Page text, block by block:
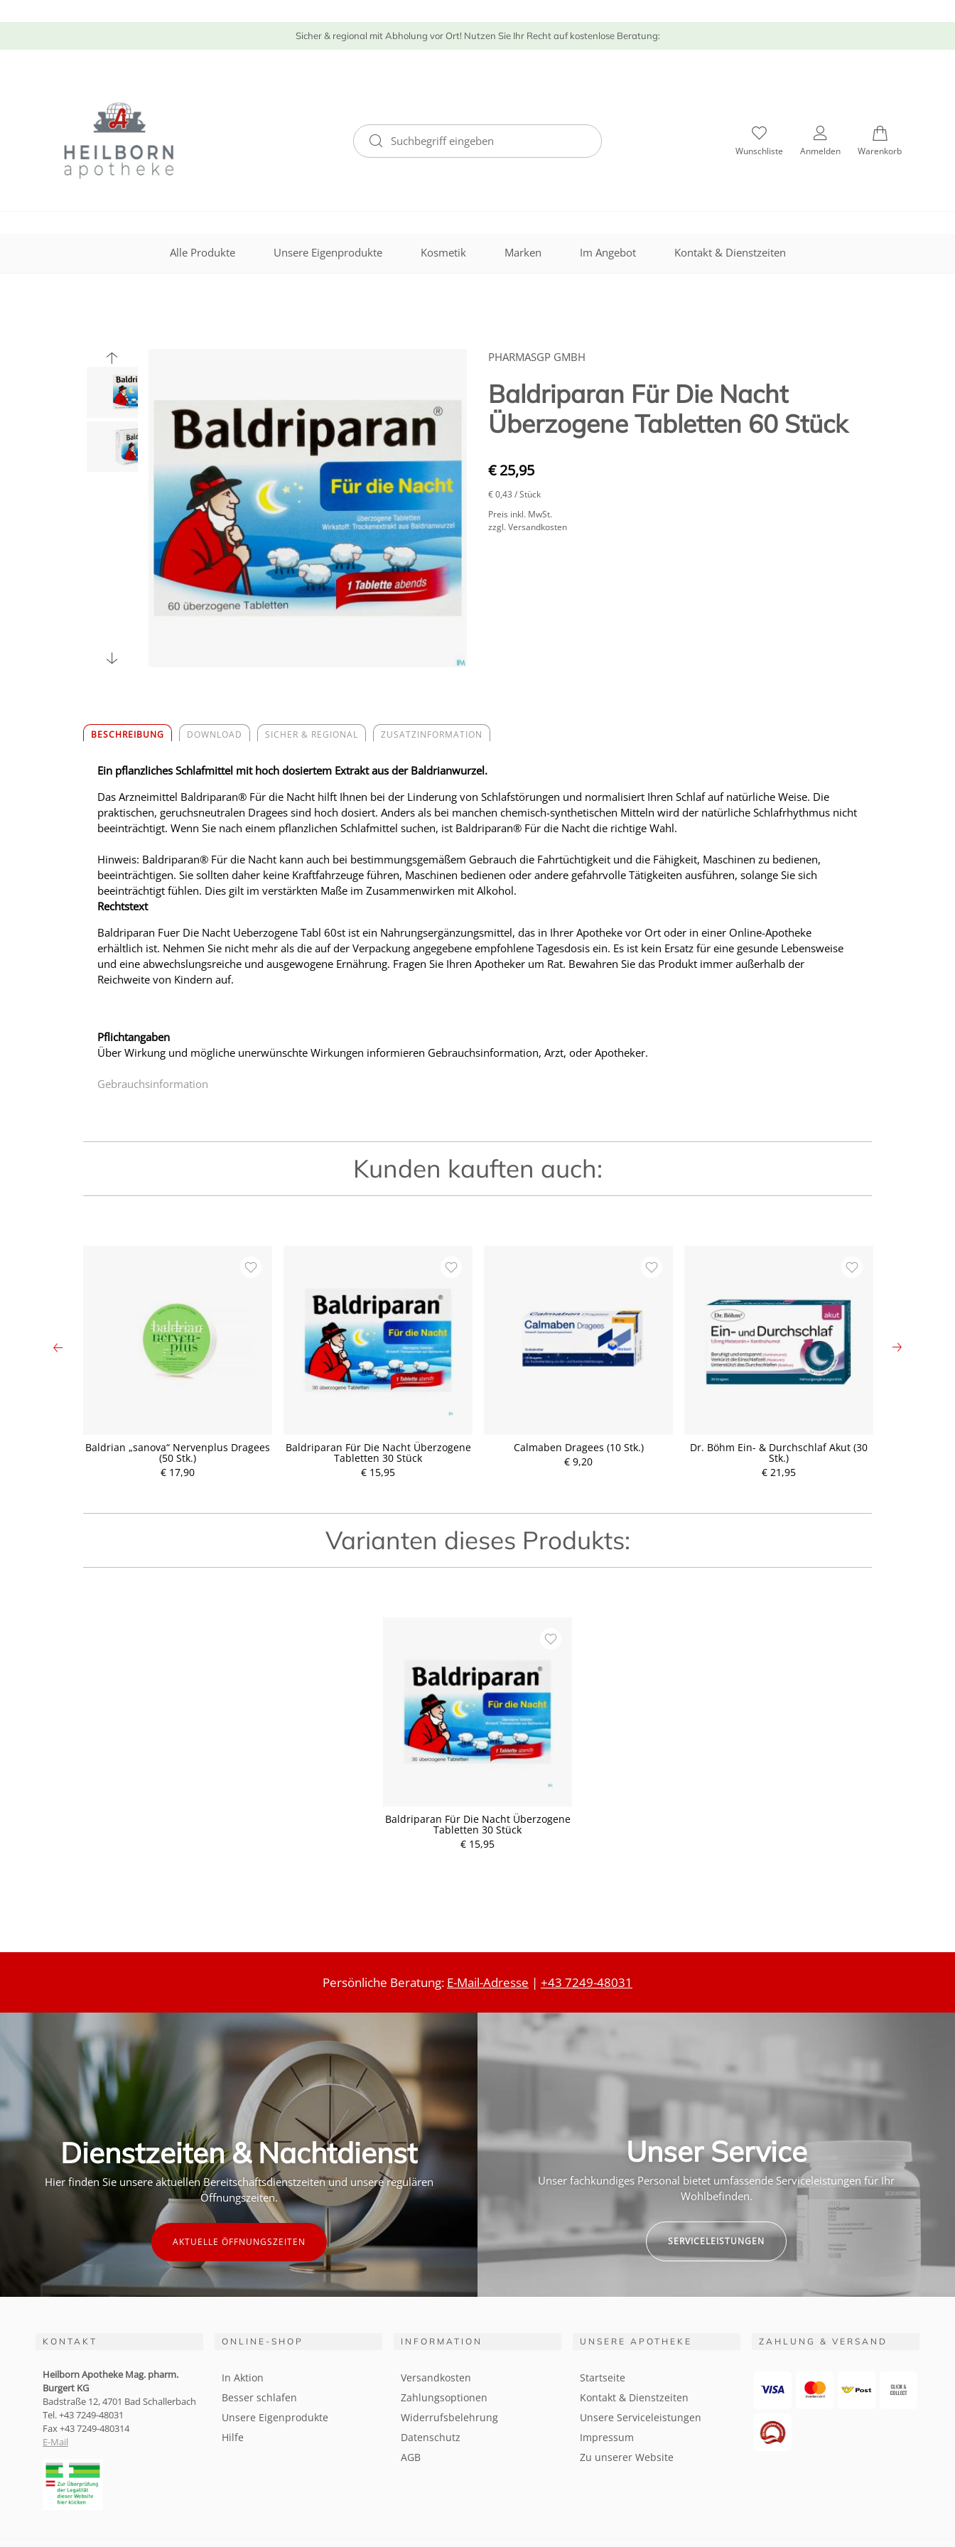
Sicher & regional mit Abholung vor Ort! Nutzen Sie Ihr Recht auf kostenlose Beratung:
Wunschliste Anmelden Warenkorb
Alle Produkte Unsere Eigenprodukte Kosmetik Marken Im Angebot Kontakt & Dienstzeiten
PHARMASGP GMBH
Baldriparan Für Die Nacht
Überzogene Tabletten 60 Stück
€ 25,95
€ 0,43 / Stück
Preis inkl. MwSt.
zzgl. Versandkosten
BESCHREIBUNG DOWNLOAD SICHER & REGIONAL ZUSATZINFORMATION
Ein pflanzliches Schlafmittel mit hoch dosiertem Extrakt aus der Baldrianwurzel.
Das Arzneimittel Baldriparan® Für die Nacht hilft Ihnen bei der Linderung von Schlafstörungen und normalisiert Ihren Schlaf auf natürliche Weise. Die
praktischen, geruchsneutralen Dragees sind hoch dosiert. Anders als bei manchen chemisch-synthetischen Mitteln wird der natürliche Schlafrhythmus nicht
beeinträchtigt. Wenn Sie nach einem pflanzlichen Schlafmittel suchen, ist Baldriparan® Für die Nacht die richtige Wahl.
Hinweis: Baldriparan® Für die Nacht kann auch bei bestimmungsgemäßem Gebrauch die Fahrtüchtigkeit und die Fähigkeit, Maschinen zu bedienen,
beeinträchtigen. Sie sollten daher keine Kraftfahrzeuge führen, Maschinen bedienen oder andere gefahrvolle Tätigkeiten ausführen, solange Sie sich
beeinträchtigt fühlen. Dies gilt im verstärkten Maße im Zusammenwirken mit Alkohol.
Rechtstext
Baldriparan Fuer Die Nacht Ueberzogene Tabl 60st ist ein Nahrungsergänzungsmittel, das in Ihrer Apotheke vor Ort oder in einer Online-Apotheke
erhältlich ist. Nehmen Sie nicht mehr als die auf der Verpackung angegebene empfohlene Tagesdosis ein. Es ist kein Ersatz für eine gesunde Lebensweise
und eine abwechslungsreiche und ausgewogene Ernährung. Fragen Sie Ihren Apotheker um Rat. Bewahren Sie das Produkt immer außerhalb der
Reichweite von Kindern auf.
Pflichtangaben
Über Wirkung und mögliche unerwünschte Wirkungen informieren Gebrauchsinformation, Arzt, oder Apotheker.
Gebrauchsinformation
Kunden kauften auch:
Baldrian „sanova“ Nervenplus Dragees
(50 Stk.)
€ 17,90
Baldriparan Für Die Nacht Überzogene
Tabletten 30 Stück
€ 15,95
Calmaben Dragees (10 Stk.)
€ 9,20
Dr. Böhm Ein- & Durchschlaf Akut (30
Stk.)
€ 21,95
P
s
P
r
s
r
Varianten dieses Produkts:
Baldriparan Für Die Nacht Überzogene
Tabletten 30 Stück
€ 15,95
Persönliche Beratung: E-Mail-Adresse | +43 7249-48031
Dienstzeiten & Nachtdienst
Hier finden Sie unsere aktuellen Bereitschaftsdienstzeiten und unsere regulären
Öffnungszeiten.
AKTUELLE ÖFFNUNGSZEITEN
Unser Service
Unser fachkundiges Personal bietet umfassende Serviceleistungen für Ihr
Wohlbefinden.
SERVICELEISTUNGEN
KONTAKT
Heilborn Apotheke Mag. pharm.
Burgert KG
Badstraße 12, 4701 Bad Schallerbach
Tel. +43 7249-48031
Fax +43 7249-480314
E-Mail
ONLINE-SHOP
In Aktion
Besser schlafen
Unsere Eigenprodukte
Hilfe
INFORMATION
Versandkosten
Zahlungsoptionen
Widerrufsbelehrung
Datenschutz
AGB
UNSERE APOTHEKE
Startseite
Kontakt & Dienstzeiten
Unsere Serviceleistungen
Impressum
Zu unserer Website
ZAHLUNG & VERSAND